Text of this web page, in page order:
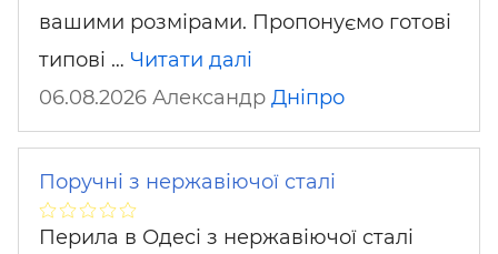
вашими розмірами. Пропонуємо готові
типові … Читати далі
06.08.2026 Александр Дніпро
Поручні з нержавіючої сталі
Перила в Одесі з нержавіючої сталі